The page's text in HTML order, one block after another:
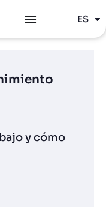
ES
EN
y cómo